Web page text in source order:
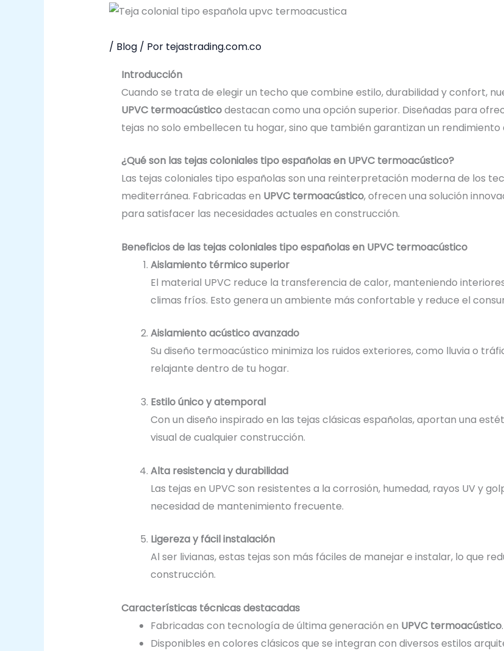
/ Blog/ Por tejastrading.com.co
Introducción
Cuando se trata de elegir un techo que combine estilo, durabilidad y confort,
UPVC termoacústicodestacan como una opción superior. Diseñadas para
tejas no solo embellecen tu hogar, sino que también garantizan un
¿Qué son las tejas coloniales tipo españolas en UPVC termoacústico?
Las tejas coloniales tipo españolas son una reinterpretación moderna de los
mediterránea. Fabricadas en UPVC termoacústico, ofrecen una solución
para satisfacer las necesidades actuales en construcción.
Beneficios de las tejas coloniales tipo españolas en UPVC termoacústico
Aislamiento térmico superior
El material UPVC reduce la transferencia de calor, manteniendo
climas fríos. Esto genera un ambiente más confortable y reduce el
Aislamiento acústico avanzado
Su diseño termoacústico minimiza los ruidos exteriores, como lluvia o
relajante dentro de tu hogar.
Estilo único y atemporal
Con un diseño inspirado en las tejas clásicas españolas, aportan una
visual de cualquier construcción.
Alta resistencia y durabilidad
Las tejas en UPVC son resistentes a la corrosión, humedad, rayos UV y
necesidad de mantenimiento frecuente.
Ligereza y fácil instalación
Al ser livianas, estas tejas son más fáciles de manejar e instalar, lo que
construcción.
Características técnicas destacadas
Fabricadas con tecnología de última generación en UPVC termoacústico.
Disponibles en colores clásicos que se integran con diversos estilos